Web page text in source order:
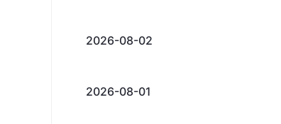
2026-08-02
2026-08-01